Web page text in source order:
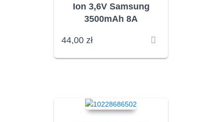
Ion 3,6V Samsung
3500mAh 8A
44,00 zł